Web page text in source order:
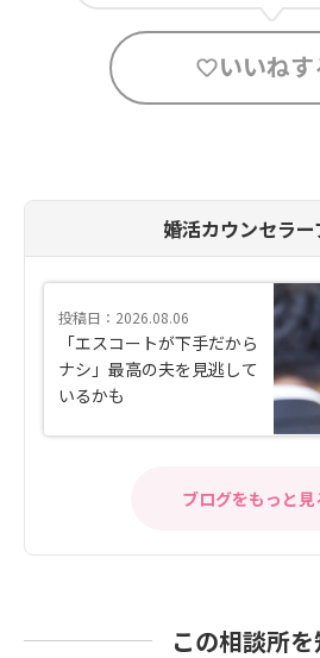
いいねす
婚活カウンセラー
投稿日：2026.08.06
「エスコートが下手だから
ナシ」最高の夫を見逃して
いるかも
ブログをもっと見
この相談所